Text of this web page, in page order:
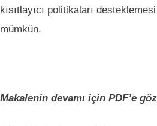
kısıtlayıcı politikaları
mümkün.
Makalenin devamı için PDF’e